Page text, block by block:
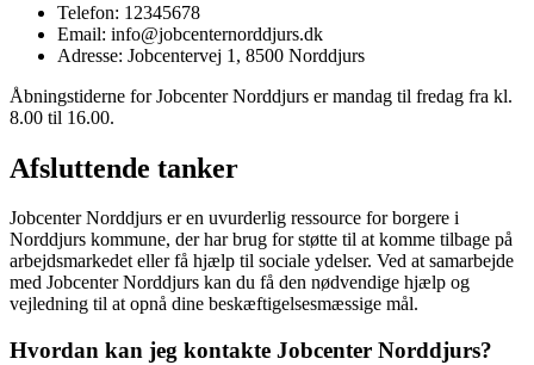
Telefon: 12345678
Email: info@jobcenternorddjurs.dk
Adresse: Jobcentervej 1, 8500 Norddjurs
Åbningstiderne for Jobcenter Norddjurs er mandag til fredag fra kl.
8.00 til 16.00.
Afsluttende tanker
Jobcenter Norddjurs er en uvurderlig ressource for borgere i
Norddjurs kommune, der har brug for støtte til at komme tilbage på
arbejdsmarkedet eller få hjælp til sociale ydelser. Ved at samarbejde
med Jobcenter Norddjurs kan du få den nødvendige hjælp og
vejledning til at opnå dine beskæftigelsesmæssige mål.
Hvordan kan jeg kontakte Jobcenter Norddjurs?